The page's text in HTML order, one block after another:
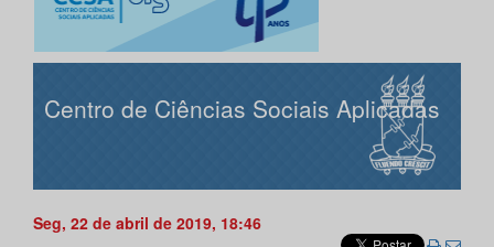
Centro de Ciências Sociais Aplicadas
Seg, 22 de abril de 2019, 18:46